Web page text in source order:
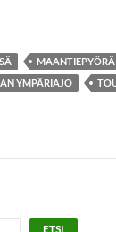
YMPÄRIAJO
ETSI